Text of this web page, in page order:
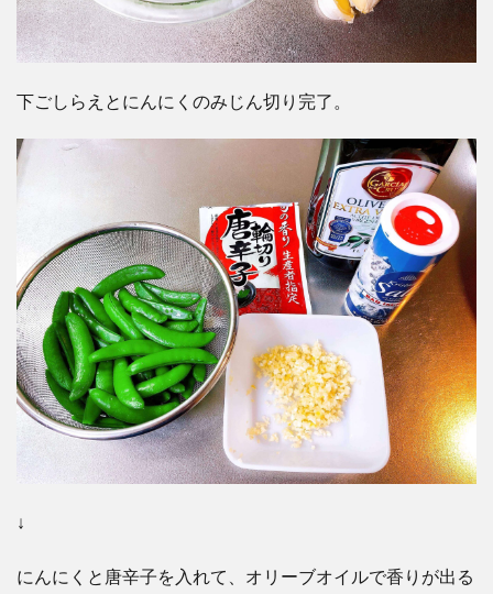
下ごしらえとにんにくのみじん切り完了。
↓
にんにくと唐辛子を入れて、オリーブオイルで香りが出る